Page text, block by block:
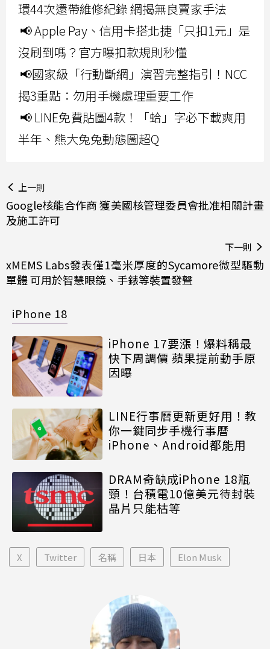
環44次還帶維修紀錄 網揭無良賣家手法
📢 Apple Pay、信用卡搭北捷「只扣1元」是
沒刷到嗎？官方曝扣款規則秒懂
📢國家級「行動斷網」演習完整指引！NCC
揭3重點：勿用手機處理重要工作
📢 LINE免費貼圖4款！「蛤」字必下載爽用
半年、熊大兔兔動態圖超Q
上一則
Google核能合作商 獲美國核管理委員會批准相關計畫
及施工許可
下一則
xMEMS Labs發表僅1毫米厚度的Sycamore微型驅動
單體 可用於智慧眼鏡、手錶等裝置發聲
iPhone 18
iPhone 17要漲！爆料稱最
快下周調價 蘋果提前動手原
因曝
LINE行事曆更新更好用！教
你一鍵同步手機行事曆
iPhone、Android都能用
DRAM奇缺成iPhone 18瓶
頸！台積電10億美元待封裝
晶片只能枯等
X Twitter 名稱 日本 Elon Musk